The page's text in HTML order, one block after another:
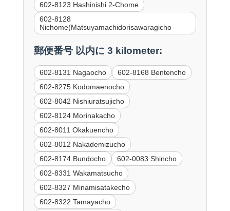
602-8123 Hashinishi 2-Chome
602-8128
Nichome(Matsuyamachidorisawaragicho
郵便番号 以内に 3 kilometer:
602-8131 Nagaocho
602-8168 Bentencho
602-8275 Kodomaenocho
602-8042 Nishiuratsujicho
602-8124 Morinakacho
602-8011 Okakuencho
602-8012 Nakademizucho
602-8174 Bundocho
602-0083 Shincho
602-8331 Wakamatsucho
602-8327 Minamisatakecho
602-8322 Tamayacho